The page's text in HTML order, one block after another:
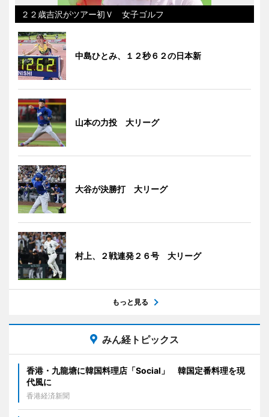
２２歳吉沢がツアー初Ｖ 女子ゴルフ
中島ひとみ、１２秒６２の日本新
山本の力投 大リーグ
大谷が決勝打 大リーグ
村上、２戦連発２６号 大リーグ
もっと見る
みん経トピックス
香港・九龍塘に韓国料理店「Social」 韓国定番料理を現
代風に
香港経済新聞